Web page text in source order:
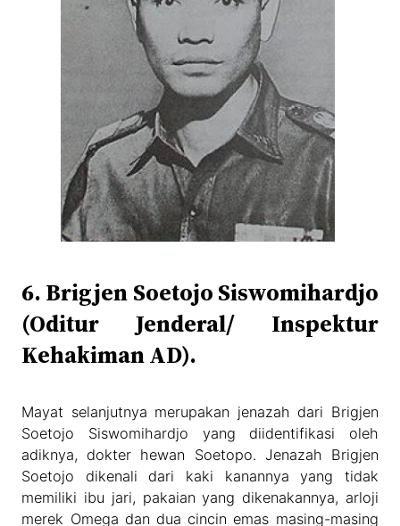
6. Brigjen Soetojo Siswomihardjo
(Oditur Jenderal/ Inspektur
Kehakiman AD).
Mayat selanjutnya merupakan jenazah dari Brigjen
Soetojo Siswomihardjo yang diidentifikasi oleh
adiknya, dokter hewan Soetopo. Jenazah Brigjen
Soetojo dikenali dari kaki kanannya yang tidak
memiliki ibu jari, pakaian yang dikenakannya, arloji
merek Omega dan dua cincin emas masing-masing